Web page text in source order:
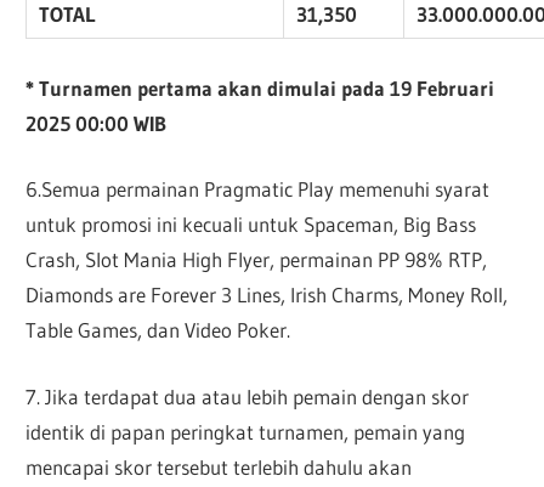
TOTAL 31,350 33.000.000.
* Turnamen pertama akan dimulai pada 19 Februari
2025 00:00 WIB
6.Semua permainan Pragmatic Play memenuhi syarat
untuk promosi ini kecuali untuk Spaceman, Big Bass
Crash, Slot Mania High Flyer, permainan PP 98% RTP,
Diamonds are Forever 3 Lines, Irish Charms, Money Roll,
Table Games, dan Video Poker.
7. Jika terdapat dua atau lebih pemain dengan skor
identik di papan peringkat turnamen, pemain yang
mencapai skor tersebut terlebih dahulu akan